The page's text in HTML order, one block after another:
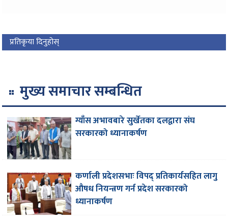
प्रतिकृया दिनुहोस्
मुख्य समाचार सम्बन्धित
ग्याँस अभावबारे सुर्खेतका दलद्वारा संघ
सरकारको ध्यानाकर्षण
कर्णाली प्रदेशसभाः विपद् प्रतिकार्यसहित लागु
औषध नियन्त्रण गर्न प्रदेश सरकारको
ध्यानाकर्षण